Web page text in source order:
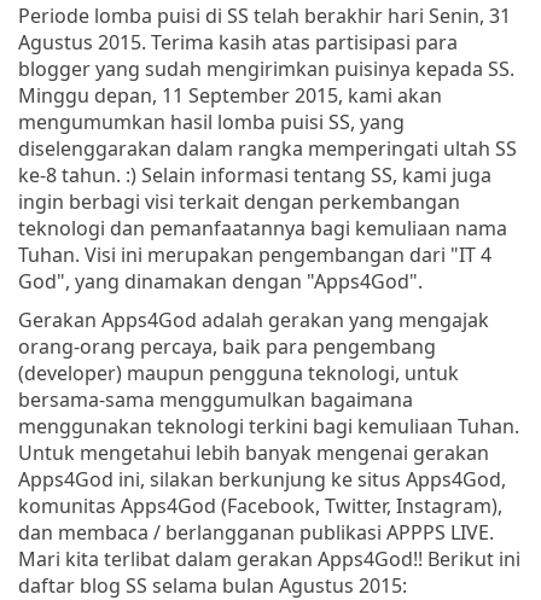
Periode lomba puisi di SS telah berakhir hari Senin, 31
Agustus 2015. Terima kasih atas partisipasi para
blogger yang sudah mengirimkan puisinya kepada SS.
Minggu depan, 11 September 2015, kami akan
mengumumkan hasil lomba puisi SS, yang
diselenggarakan dalam rangka memperingati ultah SS
ke-8 tahun. :) Selain informasi tentang SS, kami juga
ingin berbagi visi terkait dengan perkembangan
teknologi dan pemanfaatannya bagi kemuliaan nama
Tuhan. Visi ini merupakan pengembangan dari "IT 4
God", yang dinamakan dengan "Apps4God".
Gerakan Apps4God adalah gerakan yang mengajak
orang-orang percaya, baik para pengembang
(developer) maupun pengguna teknologi, untuk
bersama-sama menggumulkan bagaimana
menggunakan teknologi terkini bagi kemuliaan Tuhan.
Untuk mengetahui lebih banyak mengenai gerakan
Apps4God ini, silakan berkunjung ke situs Apps4God,
komunitas Apps4God (Facebook, Twitter, Instagram),
dan membaca / berlangganan publikasi APPPS LIVE.
Mari kita terlibat dalam gerakan Apps4God!! Berikut ini
daftar blog SS selama bulan Agustus 2015: